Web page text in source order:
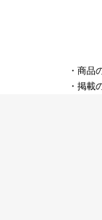
・商品
・掲載